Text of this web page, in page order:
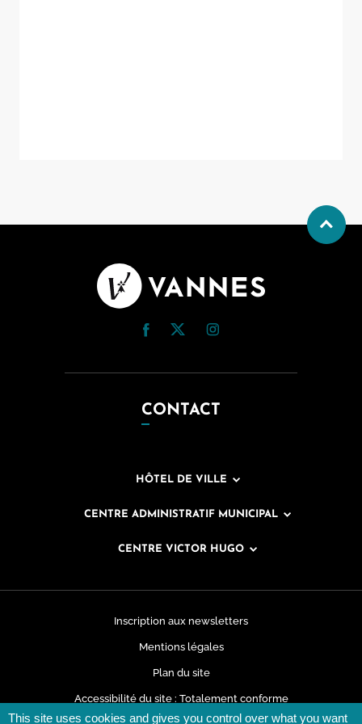
CONTACT
HÔTEL DE VILLE
CENTRE ADMINISTRATIF MUNICIPAL
CENTRE VICTOR HUGO
Inscription aux newsletters
Mentions légales
Plan du site
Accessibilité du site : Totalement conforme
This site uses cookies and gives you control over what you want